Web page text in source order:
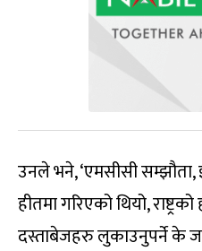
उनले भने, ‘एमसीसी सम्झौता,
हीतमा गरिएको थियो,
दस्ताबेजहरु लुकाउनुपर्ने के